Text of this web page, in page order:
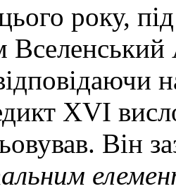
року,
XVI
Він